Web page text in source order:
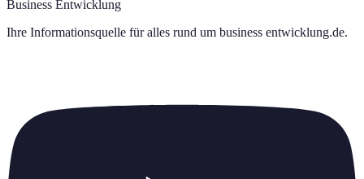
Business Entwicklung
Ihre Informationsquelle für alles rund um business entwicklung.de.